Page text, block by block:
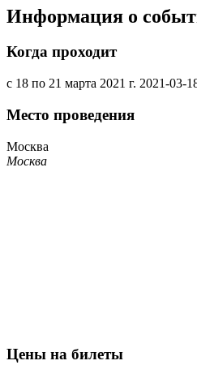
Информация о
Когда проходит
с 18 по 21 марта 2021 г. 2021-03-
Место проведения
Москва
Москва
Цены на билеты